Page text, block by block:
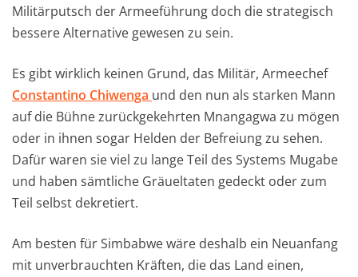
Militärputsch der Armeeführung doch die strategisch
bessere Alternative gewesen zu sein.
Es gibt wirklich keinen Grund, das Militär, Armeechef
Constantino Chiwenga und den nun als starken Mann
auf die Bühne zurückgekehrten Mnangagwa zu mögen
oder in ihnen sogar Helden der Befreiung zu sehen.
Dafür waren sie viel zu lange Teil des Systems Mugabe
und haben sämtliche Gräueltaten gedeckt oder zum
Teil selbst dekretiert.
Am besten für Simbabwe wäre deshalb ein Neuanfang
mit unverbrauchten Kräften, die das Land einen,